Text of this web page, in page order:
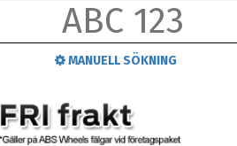
MANUELL SÖKNING